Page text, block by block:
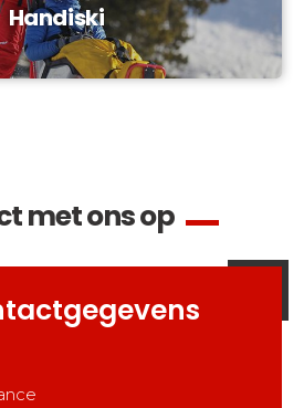
Handiski
met ons op